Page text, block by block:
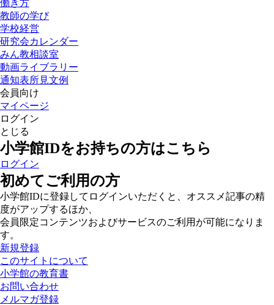
働き方
教師の学び
学校経営
研究会カレンダー
みん教相談室
動画ライブラリー
通知表所見文例
会員向け
マイページ
ログイン
とじる
小学館IDをお持ちの方はこちら
ログイン
初めてご利用の方
小学館IDに登録してログインいただくと、オススメ記事の精
度がアップするほか、
会員限定コンテンツおよびサービスのご利用が可能になりま
す。
新規登録
このサイトについて
小学館の教育書
お問い合わせ
メルマガ登録